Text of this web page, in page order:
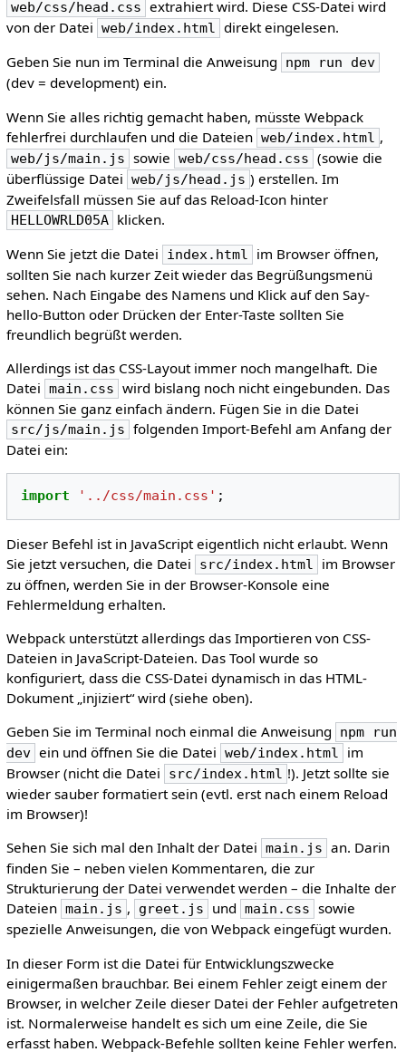
web/css/head.css extrahiert wird. Diese CSS-Datei wird
von der Datei web/index.html direkt eingelesen.
Geben Sie nun im Terminal die Anweisung
npm run dev
(dev = development) ein.
Wenn Sie alles richtig gemacht haben, müsste Webpack
fehlerfrei durchlaufen und die Dateien web/index.html ,
web/js/main.js sowie web/css/head.css (sowie die
überflüssige Datei web/js/head.js ) erstellen. Im
Zweifelsfall müssen Sie auf das Reload-Icon hinter
HELLOWRLD05A klicken.
Wenn Sie jetzt die Datei
index.html
im Browser öffnen,
sollten Sie nach kurzer Zeit wieder das Begrüßungsmenü
sehen. Nach Eingabe des Namens und Klick auf den Say-
hello-Button oder Drücken der Enter-Taste sollten Sie
freundlich begrüßt werden.
Allerdings ist das CSS-Layout immer noch mangelhaft. Die
Datei main.css wird bislang noch nicht eingebunden. Das
können Sie ganz einfach ändern. Fügen Sie in die Datei
src/js/main.js folgenden Import-Befehl am Anfang der
Datei ein:
import '../css/main.css' ;
Dieser Befehl ist in JavaScript eigentlich nicht erlaubt. Wenn
Sie jetzt versuchen, die Datei
src/index.html
im Browser
zu öffnen, werden Sie in der Browser-Konsole eine
Fehlermeldung erhalten.
Webpack unterstützt allerdings das Importieren von CSS-
Dateien in JavaScript-Dateien. Das Tool wurde so
konfiguriert, dass die CSS-Datei dynamisch in das HTML-
Dokument „injiziert“ wird (siehe oben).
Geben Sie im Terminal noch einmal die Anweisung
npm run
dev ein und öffnen Sie die Datei web/index.html
im
Browser (nicht die Datei
src/index.html !). Jetzt sollte sie
wieder sauber formatiert sein (evtl. erst nach einem Reload
im Browser)!
Sehen Sie sich mal den Inhalt der Datei main.js an. Darin
finden Sie – neben vielen Kommentaren, die zur
Strukturierung der Datei verwendet werden – die Inhalte der
Dateien main.js , greet.js und main.css sowie
spezielle Anweisungen, die von Webpack eingefügt wurden.
In dieser Form ist die Datei für Entwicklungszwecke
einigermaßen brauchbar. Bei einem Fehler zeigt einem der
Browser, in welcher Zeile dieser Datei der Fehler aufgetreten
ist. Normalerweise handelt es sich um eine Zeile, die Sie
erfasst haben. Webpack-Befehle sollten keine Fehler werfen.